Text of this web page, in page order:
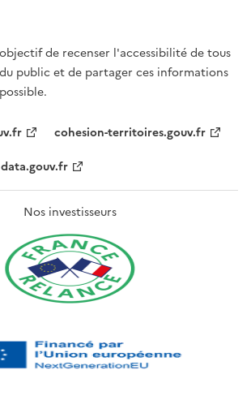
de recenser l'accessibilité de tous
public et de partager ces informations
cohesion-territoires.gouv.fr
data.gouv.fr
Nos investisseurs